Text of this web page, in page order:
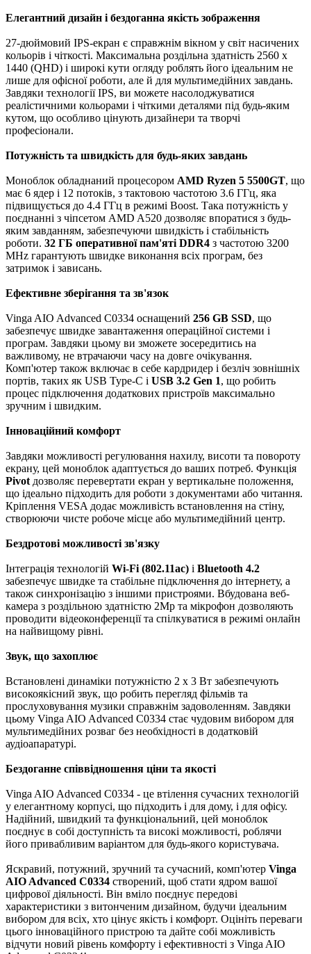
Елегантний дизайн і бездоганна якість зображення
27-дюймовий IPS-екран є справжнім вікном у світ насичених
кольорів і чіткості. Максимальна роздільна здатність 2560 x
1440 (QHD) і широкі кути огляду роблять його ідеальним не
лише для офісної роботи, але й для мультимедійних завдань.
Завдяки технології IPS, ви можете насолоджуватися
реалістичними кольорами і чіткими деталями під будь-яким
кутом, що особливо цінують дизайнери та творчі
професіонали.
Потужність та швидкість для будь-яких завдань
Моноблок обладнаний процесором AMD Ryzen 5 5500GT, що
має 6 ядер і 12 потоків, з тактовою частотою 3.6 ГГц, яка
підвищується до 4.4 ГГц в режимі Boost. Така потужність у
поєднанні з чіпсетом AMD A520 дозволяє впоратися з будь-
яким завданням, забезпечуючи швидкість і стабільність
роботи. 32 ГБ оперативної пам'яті DDR4 з частотою 3200
MHz гарантують швидке виконання всіх програм, без
затримок і зависань.
Ефективне зберігання та зв'язок
Vinga AIO Advanced C0334 оснащений 256 GB SSD, що
забезпечує швидке завантаження операційної системи і
програм. Завдяки цьому ви зможете зосередитись на
важливому, не втрачаючи часу на довге очікування.
Комп'ютер також включає в себе кардридер і безліч зовнішніх
портів, таких як USB Type-C і USB 3.2 Gen 1, що робить
процес підключення додаткових пристроїв максимально
зручним і швидким.
Інноваційний комфорт
Завдяки можливості регулювання нахилу, висоти та повороту
екрану, цей моноблок адаптується до ваших потреб. Функція
Pivotдозволяє перевертати екран у вертикальне положення,
що ідеально підходить для роботи з документами або читання.
Кріплення VESA додає можливість встановлення на стіну,
створюючи чисте робоче місце або мультимедійний центр.
Бездротові можливості зв'язку
Інтеграція технологій Wi-Fi (802.11ac) і Bluetooth 4.2
забезпечує швидке та стабільне підключення до інтернету, а
також синхронізацію з іншими пристроями. Вбудована веб-
камера з роздільною здатністю 2Mp та мікрофон дозволяють
проводити відеоконференції та спілкуватися в режимі онлайн
на найвищому рівні.
Звук, що захоплює
Встановлені динаміки потужністю 2 х 3 Вт забезпечують
високоякісний звук, що робить перегляд фільмів та
прослуховування музики справжнім задоволенням. Завдяки
цьому Vinga AIO Advanced C0334 стає чудовим вибором для
мультимедійних розваг без необхідності в додатковій
аудіоапаратурі.
Бездоганне співвідношення ціни та якості
Vinga AIO Advanced C0334 - це втілення сучасних технологій
у елегантному корпусі, що підходить і для дому, і для офісу.
Надійний, швидкий та функціональний, цей моноблок
поєднує в собі доступність та високі можливості, роблячи
його привабливим варіантом для будь-якого користувача.
Яскравий, потужний, зручний та сучасний, комп'ютер Vinga
AIO Advanced C0334 створений, щоб стати ядром вашої
цифрової діяльності. Він вміло поєднує передові
характеристики з витонченим дизайном, будучи ідеальним
вибором для всіх, хто цінує якість і комфорт. Оцініть переваги
цього інноваційного пристрою та дайте собі можливість
відчути новий рівень комфорту і ефективності з Vinga AIO